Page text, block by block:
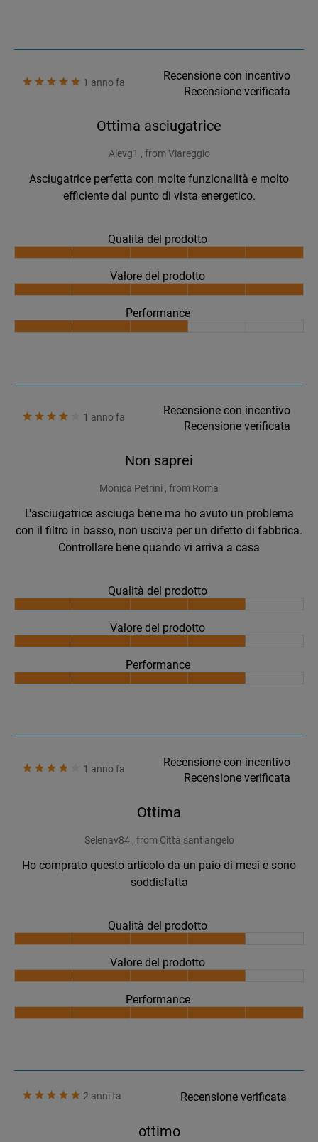
1 anno fa
Recensione con incentivo
Recensione verificata
Ottima asciugatrice
Alevg1 , from Viareggio
Asciugatrice perfetta con molte funzionalità e molto
efficiente dal punto di vista energetico.
Qualità del prodotto
Valore del prodotto
Performance
1 anno fa
Recensione con incentivo
Recensione verificata
Non saprei
Monica Petrini , from Roma
L'asciugatrice asciuga bene ma ho avuto un problema
con il filtro in basso, non usciva per un difetto di fabbrica.
Controllare bene quando vi arriva a casa
Qualità del prodotto
Valore del prodotto
Performance
1 anno fa
Recensione con incentivo
Recensione verificata
Ottima
Selenav84 , from Città sant'angelo
Ho comprato questo articolo da un paio di mesi e sono
soddisfatta
Qualità del prodotto
Valore del prodotto
Performance
2 anni fa Recensione verificata
ottimo